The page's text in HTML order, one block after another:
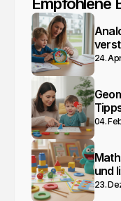
24.
04.
und
23.